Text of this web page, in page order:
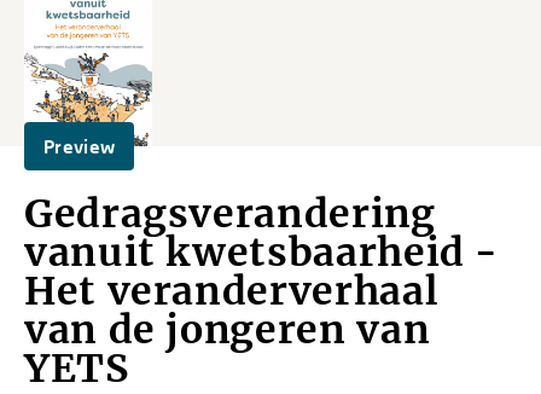
Preview
Gedragsverandering
vanuit kwetsbaarheid -
Het veranderverhaal
van de jongeren van
YETS